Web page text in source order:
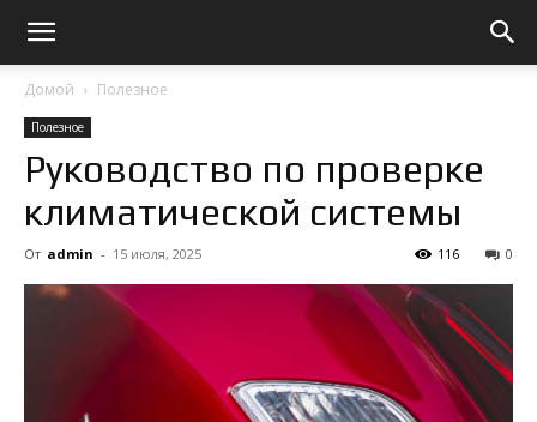
Домой Полезное
Полезное
Руководство по проверке
климатической системы
От admin - 15 июля, 2025 0
116